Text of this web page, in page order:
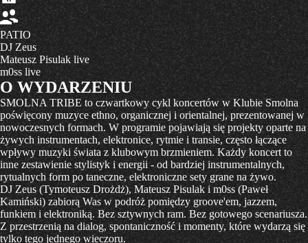
PATIO
DJ Zeus
Mateusz Pisulak live
m0ss live
O WYDARZENIU
SMOLNA TRIBE to czwartkowy cykl koncertów w Klubie Smolna
poświęcony muzyce ethno, organicznej i orientalnej, prezentowanej w
nowoczesnych formach. W programie pojawiają się projekty oparte na
żywych instrumentach, elektronice, rytmie i transie, często łączące
wpływy muzyki świata z klubowym brzmieniem. Każdy koncert to
inne zestawienie stylistyk i energii - od bardziej instrumentalnych,
rytualnych form po taneczne, elektroniczne sety grane na żywo.
DJ Zeus (Tymoteusz Drożdż), Mateusz Pisulak i m0ss (Paweł
Kamiński) zabiorą Was w podróż pomiędzy groove'em, jazzem,
funkiem i elektroniką. Bez sztywnych ram. Bez gotowego scenariusza.
Z przestrzenią na dialog, spontaniczność i momenty, które wydarzą się
tylko tego jednego wieczoru.